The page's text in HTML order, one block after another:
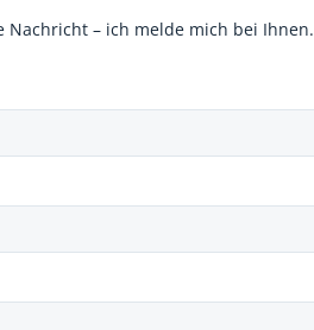
Nachricht – ich melde mich bei Ihnen.